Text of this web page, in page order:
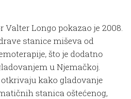
Longo pokazao je 2008.
stanice miševa od
što je dodatno
u Njemačkoj.
kako gladovanje
stanica oštećenog,